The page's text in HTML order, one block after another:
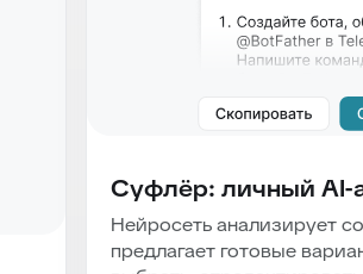
Суфлёр: личный AI-
Нейросеть анализирует
предлагает готовые